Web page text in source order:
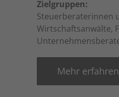
Zielgruppen:
Steuerberaterinnen
Wirtschaftsanwälte,
Mehr erfahren